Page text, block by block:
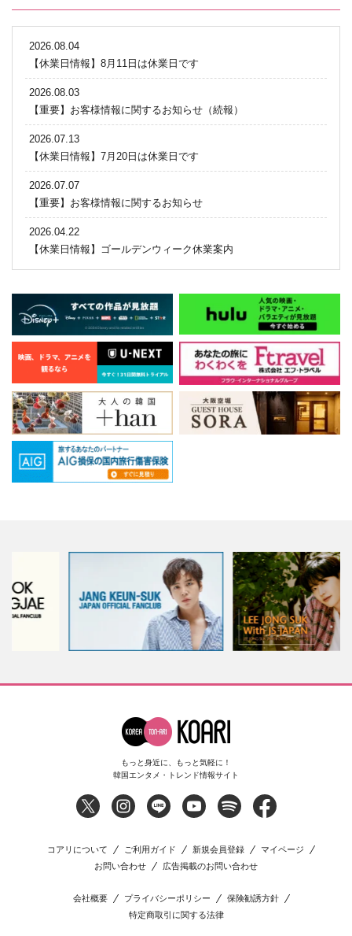
2026.08.04
【休業日情報】8月11日は休業日です
2026.08.03
【重要】お客様情報に関するお知らせ（続報）
2026.07.13
【休業日情報】7月20日は休業日です
2026.07.07
【重要】お客様情報に関するお知らせ
2026.04.22
【休業日情報】ゴールデンウィーク休業案内
もっと身近に、もっと気軽に！
韓国エンタメ・トレンド情報サイト
コアリについて ご利用ガイド 新規会員登録
マイページ
お問い合わせ
広告掲載のお問い合わせ
会社概要 プライバシーポリシー
保険勧誘方針
特定商取引に関する法律